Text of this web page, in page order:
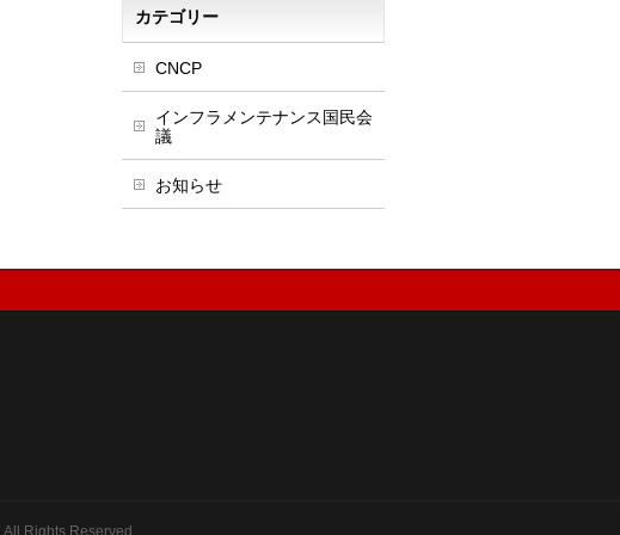
カテゴリー
CNCP
インフラメンテナンス国民会
議
お知らせ
All Rights Reserved.